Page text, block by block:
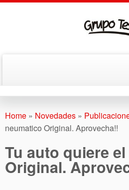
to
content
Home » Novedades »
neumatico Original. Aprovecha!!
Tu auto quiere
Original.